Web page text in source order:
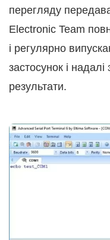
перегляду
Electronic Team
і регулярно
застосунок і надалі
результати.